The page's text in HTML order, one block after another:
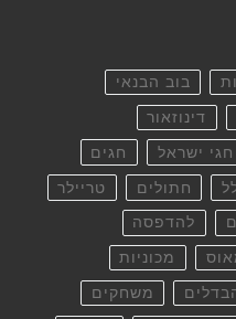
בוב הבנאי
דינוזאור
חגי ישראל חגים
חתולים טריילר
להדפסה
מכוניות
משחקים